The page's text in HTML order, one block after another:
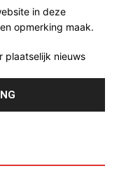
in deze
opmerking maak.
plaatselijk nieuws